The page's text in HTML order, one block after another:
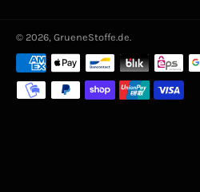
© 2026, GrueneStoffe.de
Zahlungsarten